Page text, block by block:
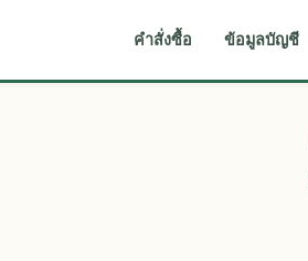
คำสั่งซื้อ ข้อมูลบัญชี